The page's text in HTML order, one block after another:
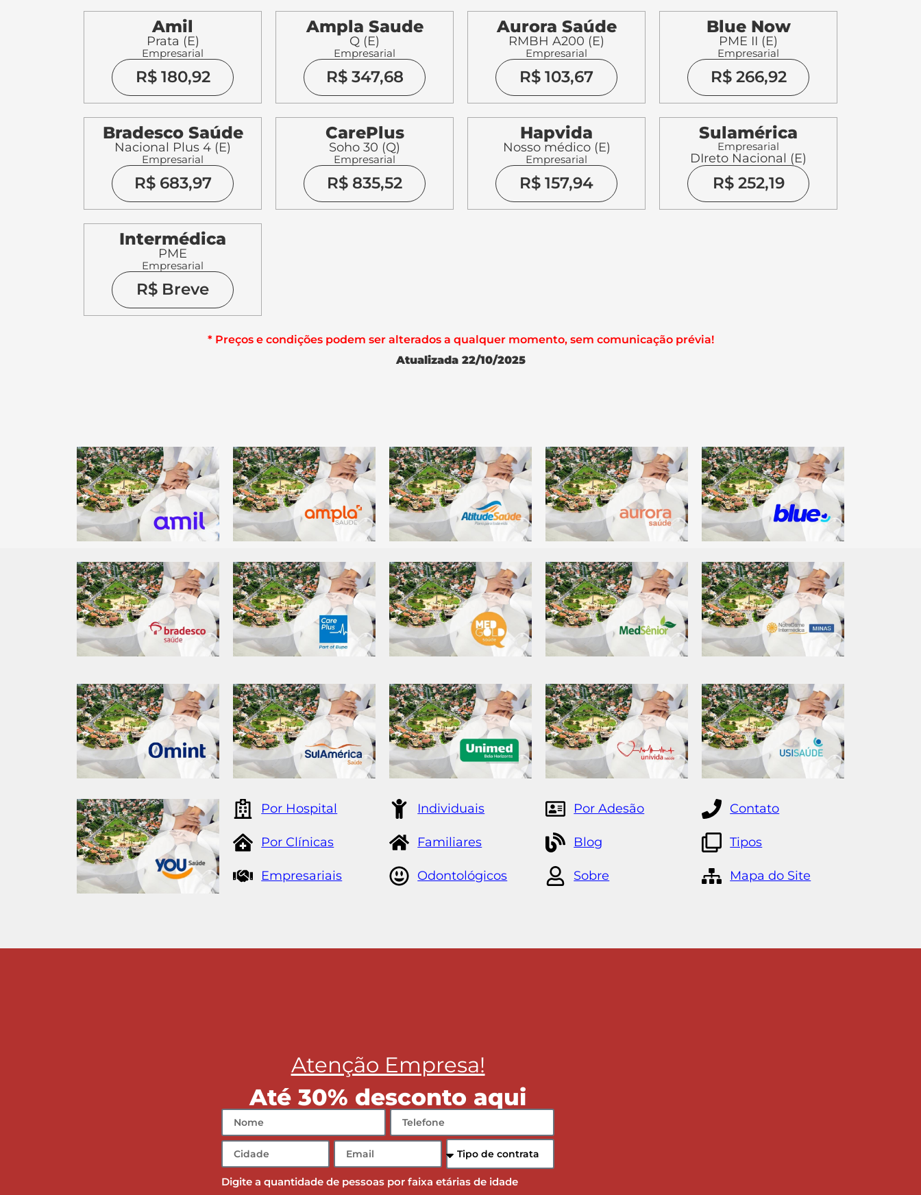
Amil
Prata (E)
Empresarial
R$ 180,92
Ampla Saude
Q (E)
Empresarial
R$ 347,68
Aurora Saúde
RMBH A200 (E)
Empresarial
R$ 103,67
Blue Now
PME II (E)
Empresarial
R$ 266,92
Bradesco Saúde
Nacional Plus 4 (E)
Empresarial
R$ 683,97
CarePlus
Soho 30 (Q)
Empresarial
R$ 835,52
Hapvida
Nosso médico (E)
Empresarial
R$ 157,94
Sulamérica
Empresarial
DIreto Nacional (E)
R$ 252,19
Intermédica
PME
Empresarial
R$ Breve
* Preços e condições podem ser alterados a qualquer momento, sem comunicação prévia!
Atualizada 22/10/2025
Por Hospital
Por Clínicas
Empresariais
Individuais
Familiares
Odontológicos
Por Adesão
Blog
Sobre
Contato
Tipos
Mapa do Site
Atenção Empresa!
Até 30% desconto aqui
Digite a quantidade de pessoas por faixa etárias de idade